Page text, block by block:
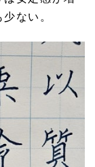
ない。